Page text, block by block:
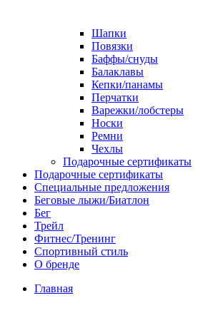
Шапки
Повязки
Баффы/снуды
Балаклавы
Кепки/панамы
Перчатки
Варежки/лобстеры
Носки
Ремни
Чехлы
Подарочные сертификаты
Подарочные сертификаты
Специальные предложения
Беговые лыжи/Биатлон
Бег
Трейл
Фитнес/Тренинг
Спортивный стиль
О бренде
Главная